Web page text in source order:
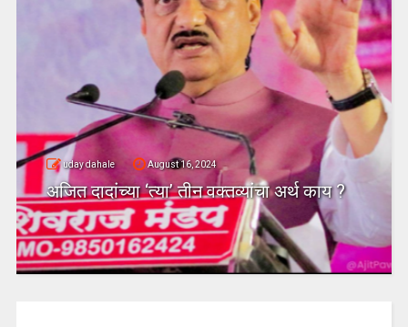
uday dahale August 16, 2024
अजित दादांच्या ‘त्या’ तीन वक्तव्यांचा अर्थ काय ?